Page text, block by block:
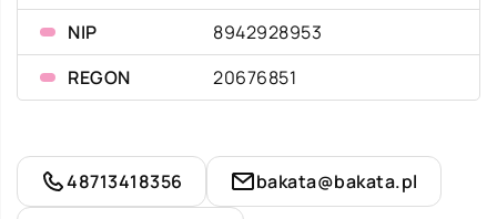
NIP
8942928953
REGON
20676851
48713418356 bakata@bakata.pl